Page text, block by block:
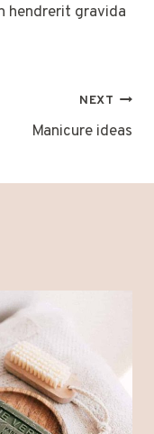
hendrerit gravida
NEXT
Manicure ideas